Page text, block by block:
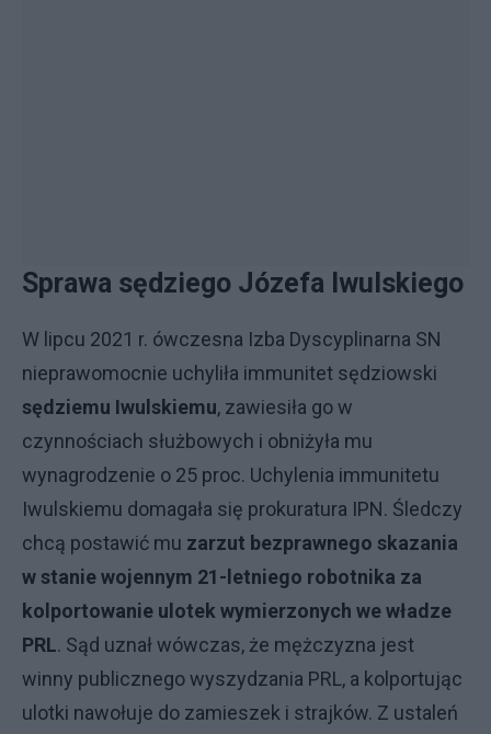
Sprawa sędziego Józefa Iwulskiego
W lipcu 2021 r. ówczesna Izba Dyscyplinarna SN
nieprawomocnie uchyliła immunitet sędziowski
sędziemu Iwulskiemu, zawiesiła go w
czynnościach służbowych i obniżyła mu
wynagrodzenie o 25 proc. Uchylenia immunitetu
Iwulskiemu domagała się prokuratura IPN. Śledczy
chcą postawić mu zarzut bezprawnego skazania
w stanie wojennym 21-letniego robotnika za
kolportowanie ulotek wymierzonych we władze
PRL. Sąd uznał wówczas, że mężczyzna jest
winny publicznego wyszydzania PRL, a kolportując
ulotki nawołuje do zamieszek i strajków. Z ustaleń